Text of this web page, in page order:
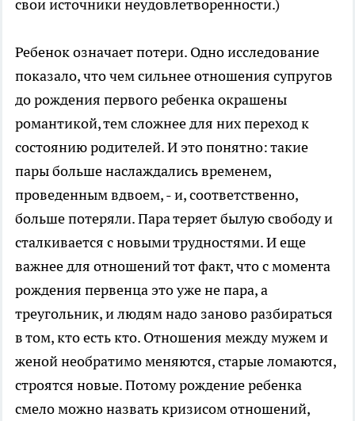
свои источники неудовлетворенности.)
Ребенок означает потери. Одно исследование
показало, что чем сильнее отношения супругов
до рождения первого ребенка окрашены
романтикой, тем сложнее для них переход к
состоянию родителей. И это понятно: такие
пары больше наслаждались временем,
проведенным вдвоем, - и, соответственно,
больше потеряли. Пара теряет былую свободу и
сталкивается с новыми трудностями. И еще
важнее для отношений тот факт, что с момента
рождения первенца это уже не пара, а
треугольник, и людям надо заново разбираться
в том, кто есть кто. Отношения между мужем и
женой необратимо меняются, старые ломаются,
строятся новые. Потому рождение ребенка
смело можно назвать кризисом отношений,